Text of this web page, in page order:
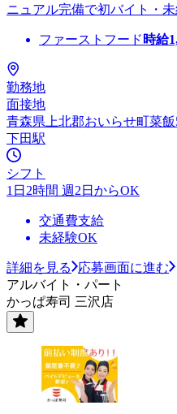
ニュアル完備で初バイト・
ファーストフード 時給
勤務地
面接地
青森県上北郡おいらせ町菜飯
下田駅
シフト
1日2時間 週2日からOK
交通費支給
未経験OK
詳細を見る
応募画面に進む
アルバイト・パート
かっぱ寿司 三沢店